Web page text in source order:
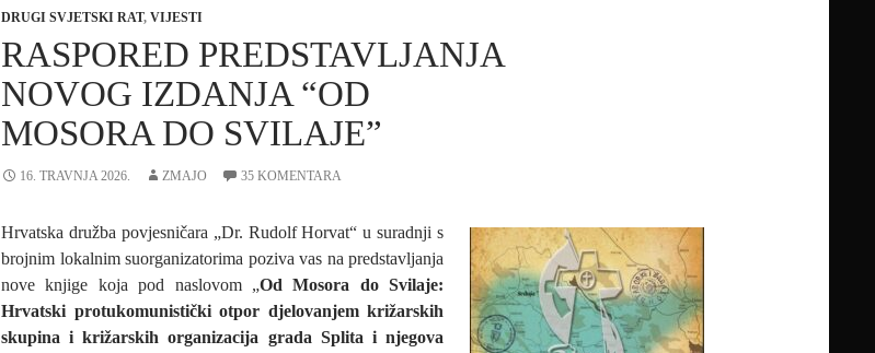
DRUGI SVJETSKI RAT, VIJESTI
RASPORED PREDSTAVLJANJA
NOVOG IZDANJA “OD
MOSORA DO SVILAJE”
16. TRAVNJA 2026. ZMAJO 35 KOMENTARA
Hrvatska družba povjesničara „Dr. Rudolf Horvat“ u suradnji s
brojnim lokalnim suorganizatorima poziva vas na predstavljanja
nove knjige koja pod naslovom „Od Mosora do Svilaje:
Hrvatski protukomunistički otpor djelovanjem križarskih
skupina i križarskih organizacija grada Splita i njegova